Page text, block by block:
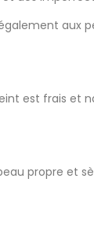
est frais et
propre et